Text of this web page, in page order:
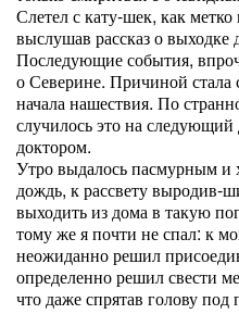
Слетел с кату-шек, как метко
выслушав рассказ о выходке
Последующие события,
о Северине. Причиной стала
начала нашествия. По
случилось это на следующий
доктором.
Утро выдалось пасмурным
дождь, к рассвету выродив-
выходить из дома в такую
тому же я почти не спал: к
неожиданно решил
определенно решил свести
что даже спрятав голову